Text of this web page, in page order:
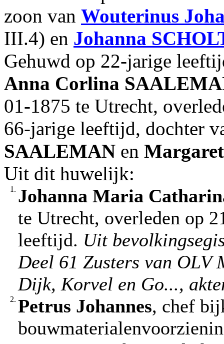
zoon van Wouterinus
III.4) en Johanna
Gehuwd op 22-jarige
Anna Corlina
01-1875 te Utrecht,
66-jarige leeftijd, dochter
SAALEMAN en
Uit dit huwelijk:
1. Johanna Maria
te Utrecht, overleden op
leeftijd. Uit
Deel 61 Zusters van OLV
Dijk, Korvel en Go...,
2. Petrus Johannes, chef